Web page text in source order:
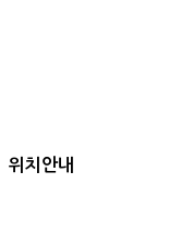
위치안내